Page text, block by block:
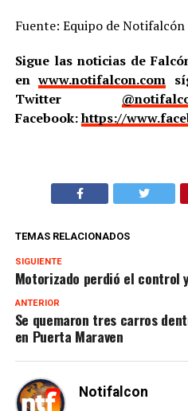
Fuente: Equipo de Notifalcón
Sigue las noticias de
enwww.notifalcon.com
Twitter
Facebook:https://
TEMAS RELACIONADOS
SIGUIENTE
Motorizado perdió el control
ANTERIOR
Se quemaron tres carros
en Puerta Maraven
Notifalcon